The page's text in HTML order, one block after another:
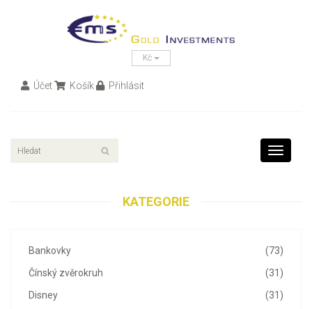
Kč
Účet Košík Přihlásit
Toggle
KATEGORIE
(73)
Bankovky
(31)
Čínský zvěrokruh
(31)
Disney